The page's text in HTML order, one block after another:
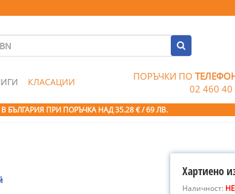
КЛАСАЦИИ ПОРЪЧКИ ПО
02 460 40
БЪЛГАРИЯ ПРИ ПОРЪЧКА НАД 35.28 € / 69 ЛВ.
Хартиено
Наличност: НЕ